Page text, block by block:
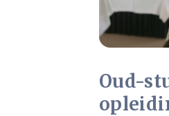
Oud-